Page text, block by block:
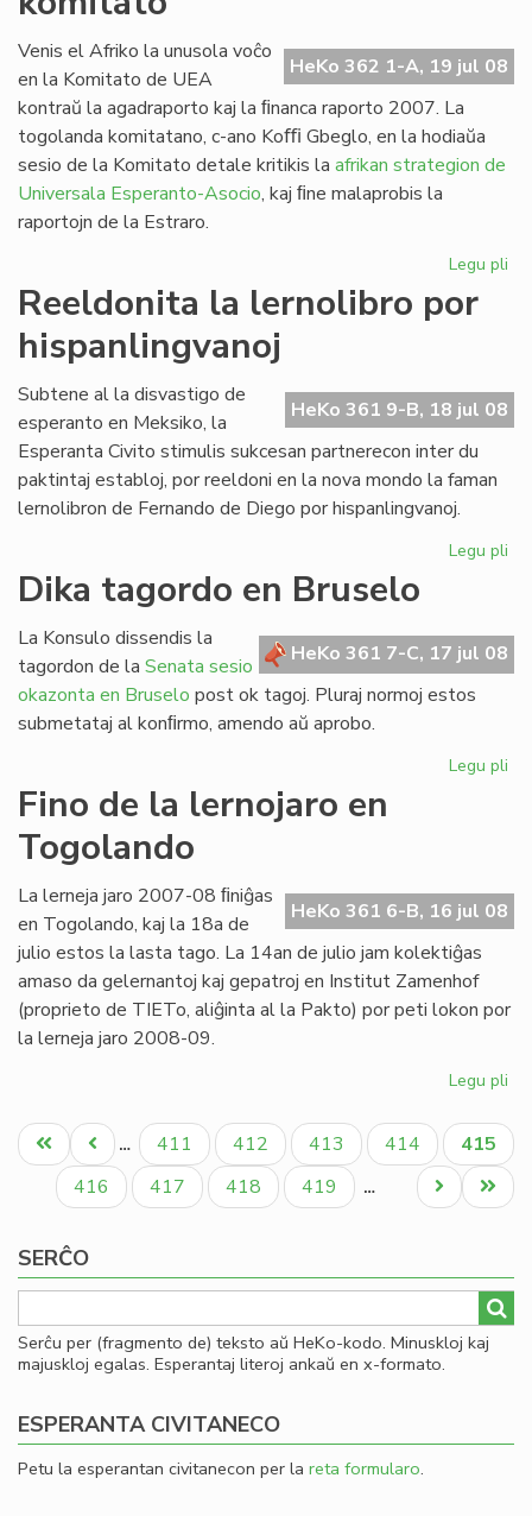
HeKo 362 1-A, 19 jul 08
Venis el Afriko la unusola voĉo
en la Komitato de UEA
kontraŭ la agadraporto kaj la ﬁnanca raporto 2007. La
togolanda komitatano, c-ano Koﬃ Gbeglo, en la hodiaŭa
sesio de la Komitato detale kritikis la afrikan strategion de
Universala Esperanto-Asocio, kaj ﬁne malaprobis la
raportojn de la Estraro.
Legu pli
Reeldonita la lernolibro por
hispanlingvanoj
HeKo 361 9-B, 18 jul 08
Subtene al la disvastigo de
esperanto en Meksiko, la
Esperanta Civito stimulis sukcesan partnerecon inter du
paktintaj establoj, por reeldoni en la nova mondo la faman
lernolibron de Fernando de Diego por hispanlingvanoj.
Legu pli
Dika tagordo en Bruselo
HeKo 361 7-C, 17 jul 08
La Konsulo dissendis la
tagordon de la Senata sesio
okazonta en Bruselo post ok tagoj. Pluraj normoj estos
submetataj al konﬁrmo, amendo aŭ aprobo.
Legu pli
Fino de la lernojaro en
Togolando
HeKo 361 6-B, 16 jul 08
La lerneja jaro 2007-08 ﬁniĝas
en Togolando, kaj la 18a de
julio estos la lasta tago. La 14an de julio jam kolektiĝas
amaso da gelernantoj kaj gepatroj en Institut Zamenhof
(proprieto de TIETo, aliĝinta al la Pakto) por peti lokon por
la lerneja jaro 2008-09.
Legu pli
de
la
en
Pagination
Unua
paĝo
Antaŭa
paĝo
… Paĝo
411 Paĝo
412 Paĝo
413 Paĝo
414
Aktuala
paĝo
415
Paĝo
416 Paĝo
417 Paĝo
418 Paĝo
419 …
Last
page
Next
page
SERĈO
Serĉu per (fragmento de) teksto aŭ HeKo-kodo. Minuskloj kaj
majuskloj egalas. Esperantaj literoj ankaŭ en x-formato.
ESPERANTA CIVITANECO
Petu la esperantan civitanecon per la reta formularo.